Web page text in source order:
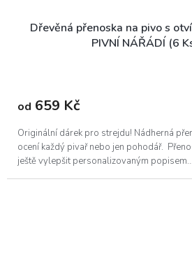
Dřevěná přenoska na pivo s
PIVNÍ NÁŘÁDÍ (6
od 659 Kč
Originální dárek pro strejdu! Nádherná
ocení každý pivař nebo jen pohodář.
ještě vylepšit personalizovaným